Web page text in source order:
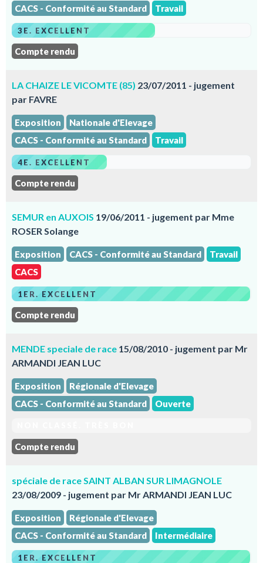
CACS - Conformité au Standard
Travail
3E. EXCELLENT
Compte rendu
LA CHAIZE LE VICOMTE (85) 23/07/2011 - jugement
par FAVRE
Exposition
Nationale d'Elevage
CACS - Conformité au Standard
Travail
4E. EXCELLENT
Compte rendu
SEMUR en AUXOIS 19/06/2011 - jugement par Mme
ROSER Solange
Exposition CACS - Conformité au Standard
Travail
CACS
1ER. EXCELLENT
Compte rendu
MENDE speciale de race 15/08/2010 - jugement par Mr
ARMANDI JEAN LUC
Exposition
Régionale d'Elevage
CACS - Conformité au Standard
Ouverte
Compte rendu
spéciale de race SAINT ALBAN SUR LIMAGNOLE
23/08/2009 - jugement par Mr ARMANDI JEAN LUC
Exposition
Régionale d'Elevage
CACS - Conformité au Standard
Intermédiaire
1ER. EXCELLENT